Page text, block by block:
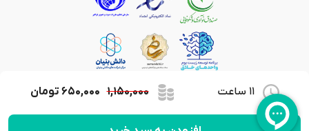
11 ساعت ۱,۱۵۰,۰۰۰ ۶۵۰,۰۰۰ تومان
کلیۀ حقوق مادی و معنوی این وب‌سایت متعلق به شرکت جویندگان علوم لیان می‌باشد.